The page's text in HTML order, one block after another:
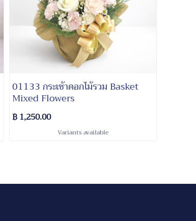
01133 กระเช้าดอกไม้รวม Basket
Mixed Flowers
฿ 1,250.00
Variants available